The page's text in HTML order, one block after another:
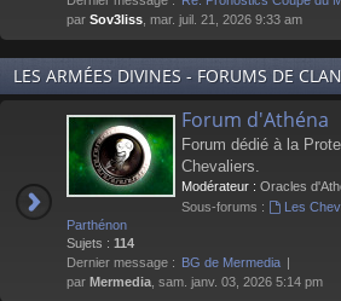
par Sov3liss , mar. juil. 21, 2026 9:33 am
LES ARMÉES DIVINES - FORUMS DE CLAN
Forum d'Athéna
Forum dédié à la
Chevaliers.
Modérateur : Oracles
Sous-forums :
Les
Parthénon
Sujets : 114
Dernier message : BG de Mermedia
par Mermedia , sam. janv. 03, 2026 5:14 pm